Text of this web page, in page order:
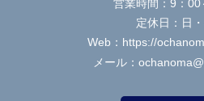
営業時間：9：
定休日：日
Web：https://
メール：